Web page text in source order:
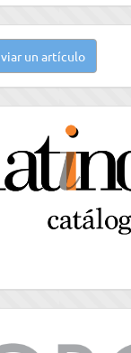
un artículo